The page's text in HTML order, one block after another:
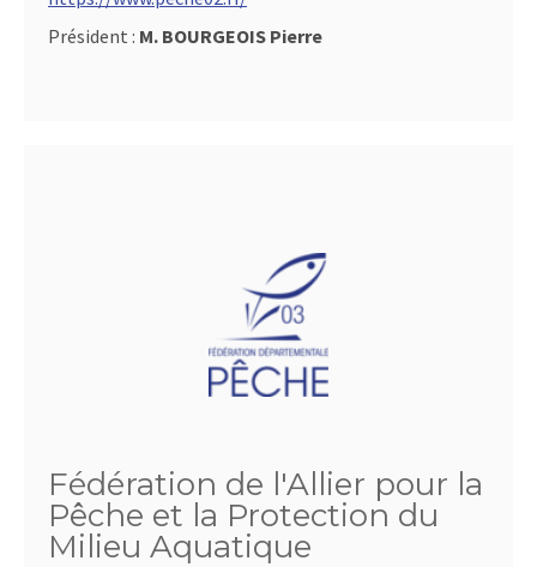
Président : M. BOURGEOIS Pierre
Fédération de l'Allier pour la
Pêche et la Protection du
Milieu Aquatique